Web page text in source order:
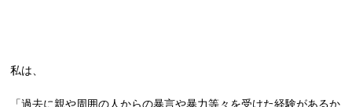
私は、
「過去に親や周囲の人からの暴言や暴力等々を受けた経験があるか